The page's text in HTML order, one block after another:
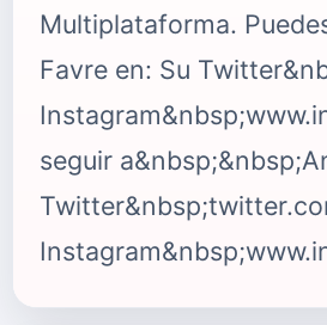
Multiplataforma.
Favre en: Su
seguir